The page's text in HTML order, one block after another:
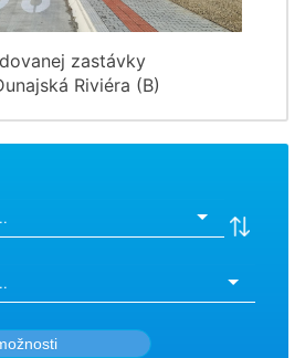
zastávky
Riviéra (B)